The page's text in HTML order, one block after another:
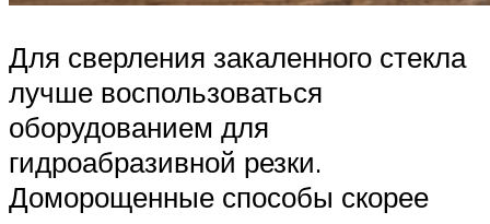
Для сверления закаленного стекла
лучше воспользоваться
оборудованием для
гидроабразивной резки.
Доморощенные способы скорее